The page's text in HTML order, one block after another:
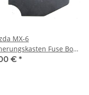
MX-6
Fuse Box
€ *